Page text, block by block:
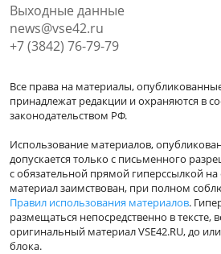
Выходные данные
news@vse42.ru
+7 (3842) 76-79-79
Все права на материалы, опубликованные
принадлежат редакции и охраняются в
законодательством РФ.
Использование материалов,
допускается только с письменного
с обязательной прямой гиперссылкой на
материал заимствован, при полном
Правил использования материалов.
размещаться непосредственно в тексте,
оригинальный материал VSE42.RU, до
блока.